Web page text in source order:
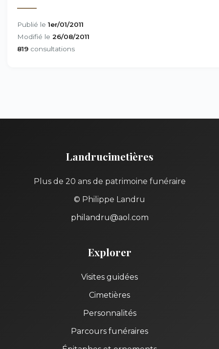
Publié le 1er/01/2011
Modifié le 26/08/2011
819 consultations
Landrucimetières
Plus de 20 ans de patrimoine funéraire
© Philippe Landru
philandru@aol.com
Explorer
Visites guidées
Cimetières
Personnalités
Parcours funéraires